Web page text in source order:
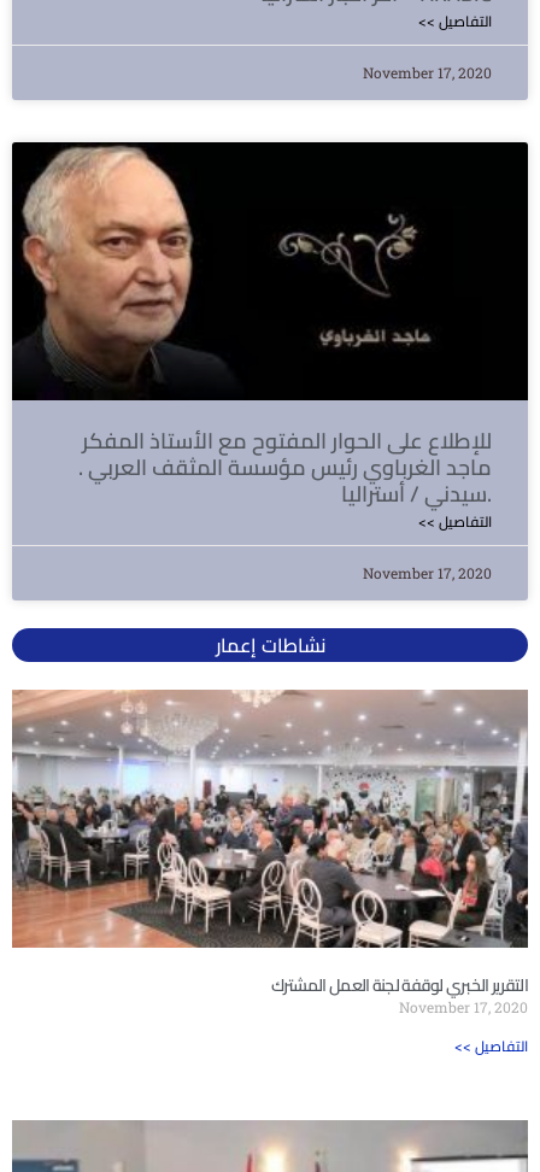
<< التفاصيل
November 17, 2020
للإطلاع على الحوار المفتوح مع الأستاذ المفكر
ماجد الغرباوي رئيس مؤسسة المثقف العربي .
سيدني / أستراليا.
<< التفاصيل
November 17, 2020
نشاطات إعمار
التقرير الخبري لوقفة لجنة العمل المشترك
November 17, 2020
<< التفاصيل